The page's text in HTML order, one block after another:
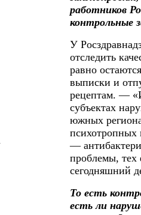
работников
контрольные
У
отследить
равно
выписки и
рецептам. —
субъектах
южных
психотропных
—
проблемы, тех
сегодняшний
То есть
есть ли